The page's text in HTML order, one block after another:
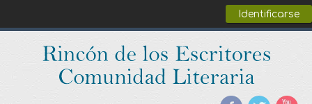
Identificarse